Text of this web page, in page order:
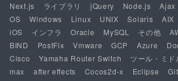
Next.js
ライブラリ jQuery Node.js Ajax
OS
Windows Linux UNIX Solaris AIX
iOS
インフラ Oracle MySQL その他
BIND
PostFix Vmware GCP Azure
Cisco
Yamaha Router Switch ツール・ミド
max
after effects Cocos2d-x Eclipse